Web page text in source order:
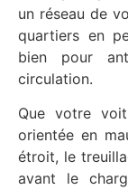
un réseau de
quartiers en
bien pour
circulation.
Que votre
orientée en
étroit, le
avant le